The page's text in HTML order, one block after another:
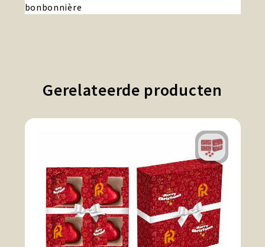
bonbonnière
Gerelateerde producten